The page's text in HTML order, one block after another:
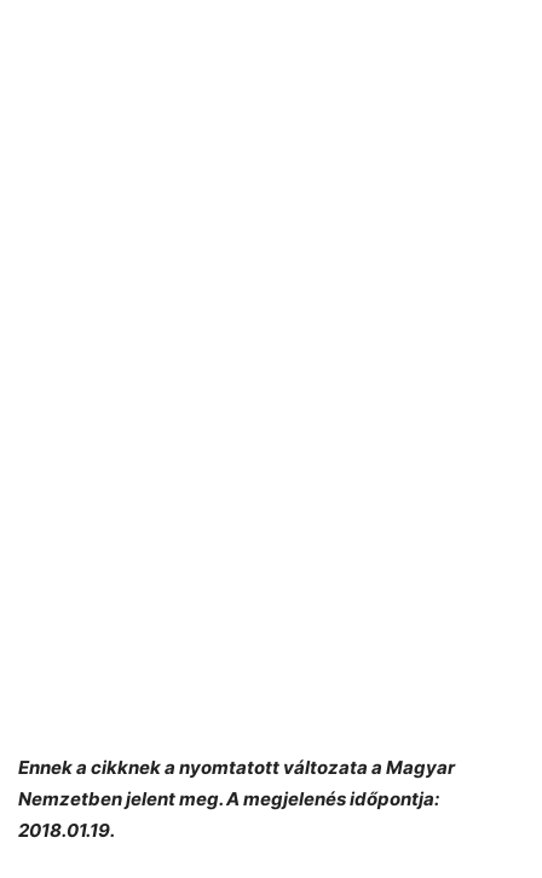
Ennek a cikknek a nyomtatott változata a Magyar
Nemzetben jelent meg. A megjelenés időpontja:
2018.01.19.